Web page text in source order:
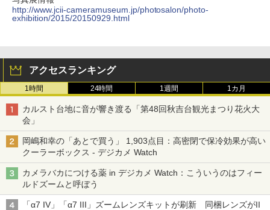
http://www.jcii-cameramuseum.jp/photosalon/photo-
exhibition/2015/20150929.html
アクセスランキング
1時間 24時間 1週間 1カ月
カルスト台地に音が響き渡る「第48回秋吉台観光まつり花火大
会」
岡嶋和幸の「あとで買う」 1,903点目：高密閉で保冷効果が高い
クーラーボックス - デジカメ Watch
カメラバカにつける薬 in デジカメ Watch：こういうのはフィー
ルドズームと呼ぼう
「α7 IV」「α7 III」ズームレンズキットが刷新 同梱レンズがII